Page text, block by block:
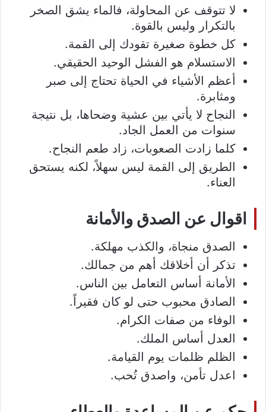
لا تتوقف عن المحاولة، فالماء يشق الصخر
بالتكرار وليس بالقوة.
كل خطوة صغيرة تقودك إلى القمة.
الاستسلام هو الفشل الوحيد الحقيقي.
أعظم الأشياء في الحياة تحتاج إلى صبر
ومثابرة.
النجاح لا يأتي بين عشية وضحاها، بل نتيجة
سنوات من العمل الجاد.
كلما زادت الصعوبات، زاد طعم النجاح.
الطريق إلى القمة ليس سهلاً، لكنه يستحق
العناء.
اقوال عن الصدق والأمانة
الصدق منجاة، والكذب مهلكة.
تذكر أن أخلاقك أهم من جمالك.
الأمانة أساس التعامل بين الناس.
الصادق محبوب حتى لو كان فقيراً.
الوفاء من صفات الكرام.
العدل أساس الملك.
الظلم ظلمات يوم القيامة.
اعدل تأمن، واصدق تُحب.